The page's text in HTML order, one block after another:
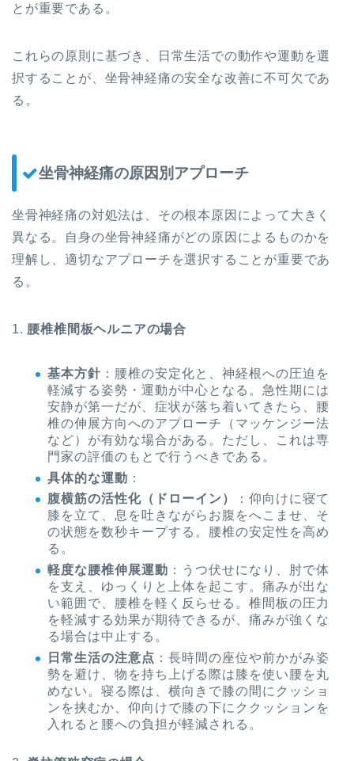
とが重要である。
これらの原則に基づき、日常生活での動作や運動を選
択することが、坐骨神経痛の安全な改善に不可欠であ
る。
坐骨神経痛の原因別アプローチ
坐骨神経痛の対処法は、その根本原因によって大きく
異なる。自身の坐骨神経痛がどの原因によるものかを
理解し、適切なアプローチを選択することが重要であ
る。
1. 腰椎椎間板ヘルニアの場合
基本方針 ：腰椎の安定化と、神経根への圧迫を
軽減する姿勢・運動が中心となる。急性期には
安静が第一だが、症状が落ち着いてきたら、腰
椎の伸展方向へのアプローチ（マッケンジー法
など）が有効な場合がある。ただし、これは専
門家の評価のもとで行うべきである。
具体的な運動 ：
腹横筋の活性化（ドローイン）
：仰向けに寝て
膝を立て、息を吐きながらお腹をへこませ、そ
の状態を数秒キープする。腰椎の安定性を高め
る。
軽度な腰椎伸展運動 ：うつ伏せになり、肘で体
を支え、ゆっくりと上体を起こす。痛みが出な
い範囲で、腰椎を軽く反らせる。椎間板の圧力
を軽減する効果が期待できるが、痛みが強くな
る場合は中止する。
日常生活の注意点 ：長時間の座位や前かがみ姿
勢を避け、物を持ち上げる際は膝を使い腰を丸
めない。寝る際は、横向きで膝の間にクッショ
ンを挟むか、仰向けで膝の下にククッションを
入れると腰への負担が軽減される。